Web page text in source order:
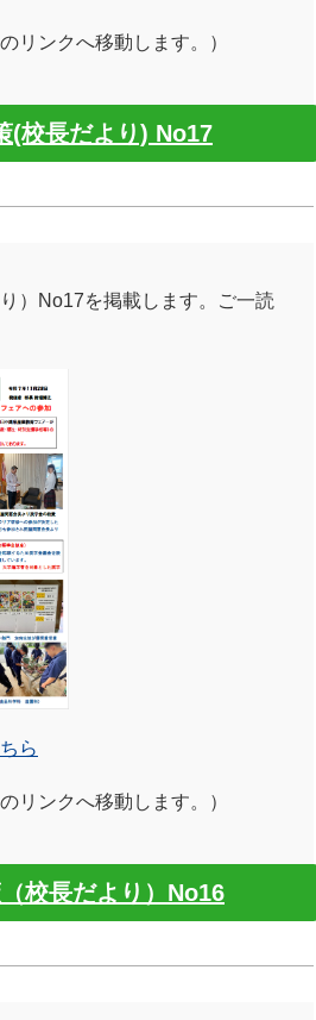
リンクへ移動します。）
(校長だより) No17
）No17を掲載します。ご一読
ら
リンクへ移動します。）
校長だより）No16